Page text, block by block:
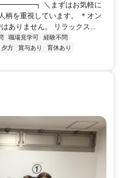
＼まずはお気軽に
柄を重視しています。 ＊オン
ありません。 リラックス...
職場見学可
経験不問
夕方 賞与あり
育休あり